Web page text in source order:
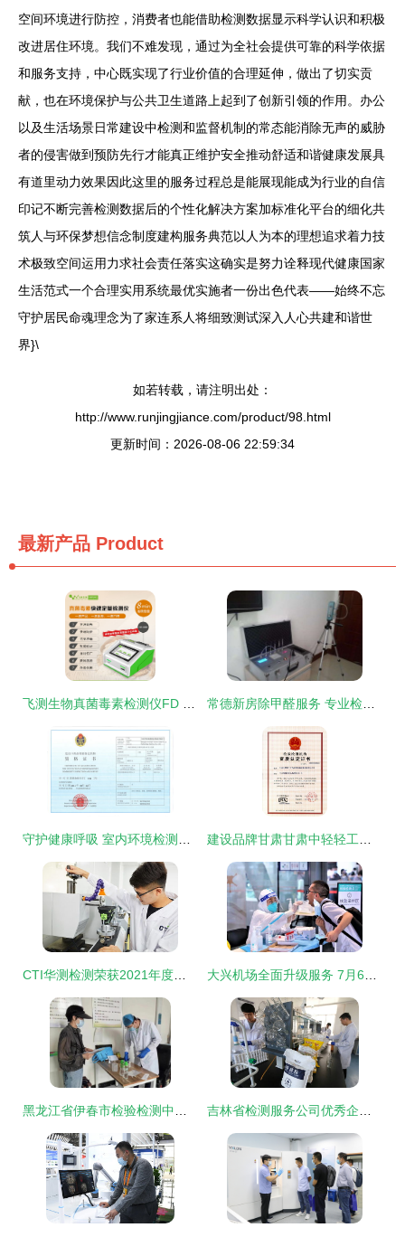
空间环境进行防控，消费者也能借助检测数据显示科学认识和积极
改进居住环境。我们不难发现，通过为全社会提供可靠的科学依据
和服务支持，中心既实现了行业价值的合理延伸，做出了切实贡
献，也在环境保护与公共卫生道路上起到了创新引领的作用。办公
以及生活场景日常建设中检测和监督机制的常态能消除无声的威胁
者的侵害做到预防先行才能真正维护安全推动舒适和谐健康发展具
有道里动力效果因此这里的服务过程总是能展现能成为行业的自信
印记不断完善检测数据后的个性化解决方案加标准化平台的细化共
筑人与环保梦想信念制度建构服务典范以人为本的理想追求着力技
术极致空间运用力求社会责任落实这确实是努力诠释现代健康国家
生活范式一个合理实用系统最优实施者一份出色代表——始终不忘
守护居民命魂理念为了家连系人将细致测试深入人心共建和谐世
界}\
如若转载，请注明出处：
http://www.runjingjiance.com/product/98.html
更新时间：2026-08-06 22:59:34
最新产品 Product